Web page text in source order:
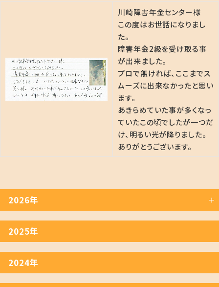
川崎障害年金センター様
この度はお世話になりまし
た。
障害年金2級を受け取る事
が出来ました。
プロで無ければ、ここまでス
ムーズに出来なかったと思い
ます。
あきらめていた事が多くなっ
ていたこの頃でしたが一つだ
け、明るい光が降りました。
ありがとうございます。
2026年
2025年
2024年